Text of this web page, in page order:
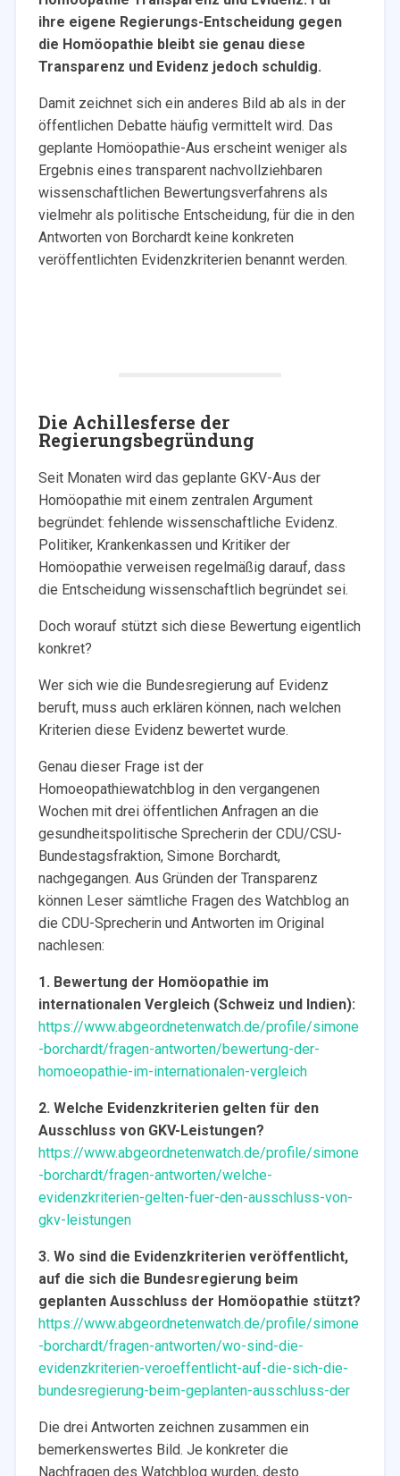
ihre eigene Regierungs-Entscheidung gegen
die Homöopathie bleibt sie genau diese
Transparenz und Evidenz jedoch schuldig.
Damit zeichnet sich ein anderes Bild ab als in der
öffentlichen Debatte häufig vermittelt wird. Das
geplante Homöopathie-Aus erscheint weniger als
Ergebnis eines transparent nachvollziehbaren
wissenschaftlichen Bewertungsverfahrens als
vielmehr als politische Entscheidung, für die in den
Antworten von Borchardt keine konkreten
veröffentlichten Evidenzkriterien benannt werden.
Die Achillesferse der
Regierungsbegründung
Seit Monaten wird das geplante GKV-Aus der
Homöopathie mit einem zentralen Argument
begründet: fehlende wissenschaftliche Evidenz.
Politiker, Krankenkassen und Kritiker der
Homöopathie verweisen regelmäßig darauf, dass
die Entscheidung wissenschaftlich begründet sei.
Doch worauf stützt sich diese Bewertung eigentlich
konkret?
Wer sich wie die Bundesregierung auf Evidenz
beruft, muss auch erklären können, nach welchen
Kriterien diese Evidenz bewertet wurde.
Genau dieser Frage ist der
Homoeopathiewatchblog in den vergangenen
Wochen mit drei öffentlichen Anfragen an die
gesundheitspolitische Sprecherin der CDU/CSU-
Bundestagsfraktion, Simone Borchardt,
nachgegangen. Aus Gründen der Transparenz
können Leser sämtliche Fragen des Watchblog an
die CDU-Sprecherin und Antworten im Original
nachlesen:
1. Bewertung der Homöopathie im
internationalen Vergleich (Schweiz und Indien):
https://www.abgeordnetenwatch.de/profile/simone
-borchardt/fragen-antworten/bewertung-der-
homoeopathie-im-internationalen-vergleich
2. Welche Evidenzkriterien gelten für den
Ausschluss von GKV-Leistungen?
https://www.abgeordnetenwatch.de/profile/simone
-borchardt/fragen-antworten/welche-
evidenzkriterien-gelten-fuer-den-ausschluss-von-
gkv-leistungen
3. Wo sind die Evidenzkriterien veröffentlicht,
auf die sich die Bundesregierung beim
geplanten Ausschluss der Homöopathie stützt?
https://www.abgeordnetenwatch.de/profile/simone
-borchardt/fragen-antworten/wo-sind-die-
evidenzkriterien-veroeffentlicht-auf-die-sich-die-
bundesregierung-beim-geplanten-ausschluss-der
Die drei Antworten zeichnen zusammen ein
bemerkenswertes Bild. Je konkreter die
Nachfragen des Watchblog wurden, desto